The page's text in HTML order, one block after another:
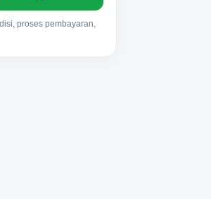
proses pembayaran,